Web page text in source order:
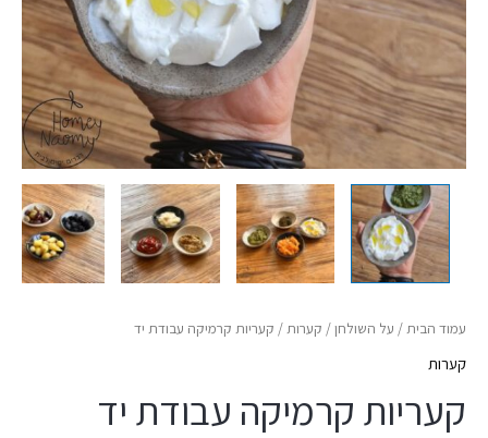
עמוד הבית/ על השולחן/ קערות/ קעריות קרמיקה עבודת יד
קערות
קעריות קרמיקה עבודת יד